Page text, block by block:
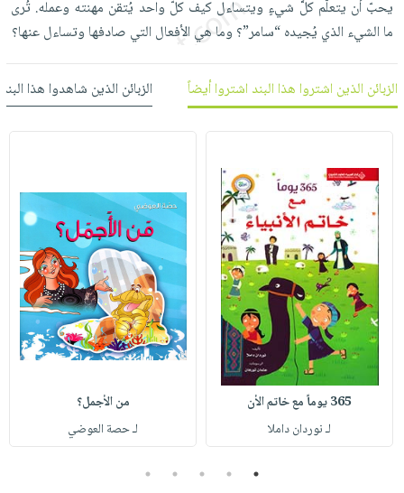
العناية
بالأسنان
الحمية
والتغذية
أدوات
المائدة
الأوعية
والتخزين
أدوات
الأكثر
مبيعاً
العودة
للمدارس
اكسسوارات
اكسسوارات
منزلية
اكسسوارات
ملابس
مطرزات
حقائب
حلي
عناية
بالذات
صابون
أطفال
شحن
مجاني
مختارة
اشتراكات
الاشتراكات
صندوق
القراءة
iKitab
بلا
حدود
متقدم
وفرات
عن
الشركة
سياسة
الشركة
فيديوهات
أسئلة
حسابك
لائحة
الأمنيات
يحبّ أن يتعلَّم كلَّ شيءٍ ويتساءل كيف كلّ واحد يُتقن مهنته وعمله. تُرى
ما الشيء الذي يُجيده “سامر”؟ وما هي الأفعال التي صادفها وتساءل عنها؟
الزبائن الذين اشتروا هذا البند اشتروا أيضاً الزبائن الذين شاهدوا هذا
365 يوماً مع خاتم الأن
لـ نوردان داملا
من الأجمل؟
لـ حصة العوضي
1
2
3
4
5